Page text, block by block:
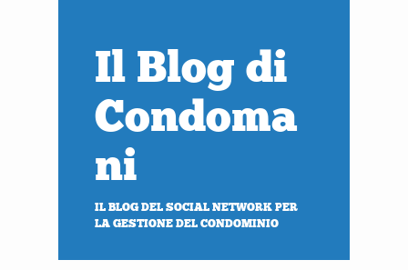
Il Blog di
Condoma
ni
IL BLOG DEL SOCIAL NETWORK PER
LA GESTIONE DEL CONDOMINIO